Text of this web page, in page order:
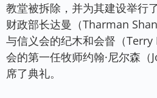
教堂被拆除，并为其建设举行
财政部长达曼（Tharman
与信义会的纪木和会督（Terry
会的第一任牧师约翰·尼尔森
席了典礼。